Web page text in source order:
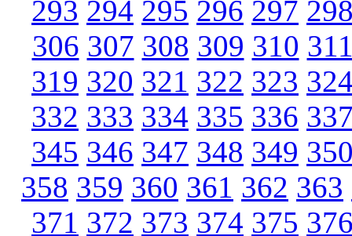
293 294 295 296 297
306 307 308 309 310
319 320 321 322 323
332 333 334 335 336
345 346 347 348 349
358 359 360 361 362 363
371 372 373 374 375